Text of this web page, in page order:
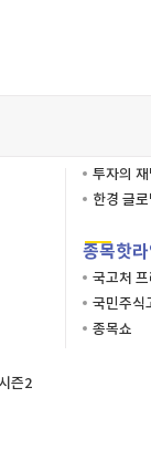
즌2
투자의
한경 글
종목핫
국고처
국민주식
종목쇼